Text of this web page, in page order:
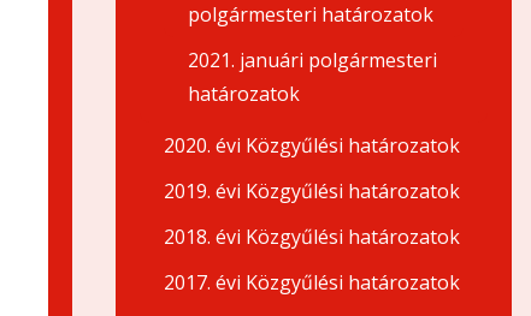
polgármesteri határozatok
2021. januári polgármesteri
határozatok
2020. évi Közgyűlési határozatok
2019. évi Közgyűlési határozatok
2018. évi Közgyűlési határozatok
2017. évi Közgyűlési határozatok